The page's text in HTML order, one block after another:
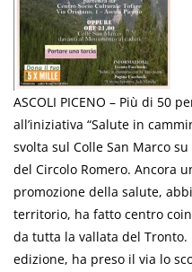
ASCOLI PICENO – Più di 50
all’iniziativa “Salute in
svolta sul Colle San Marco
del Circolo Romero. Ancora
promozione della salute,
territorio, ha fatto centro
da tutta la vallata del
edizione, ha preso il via lo